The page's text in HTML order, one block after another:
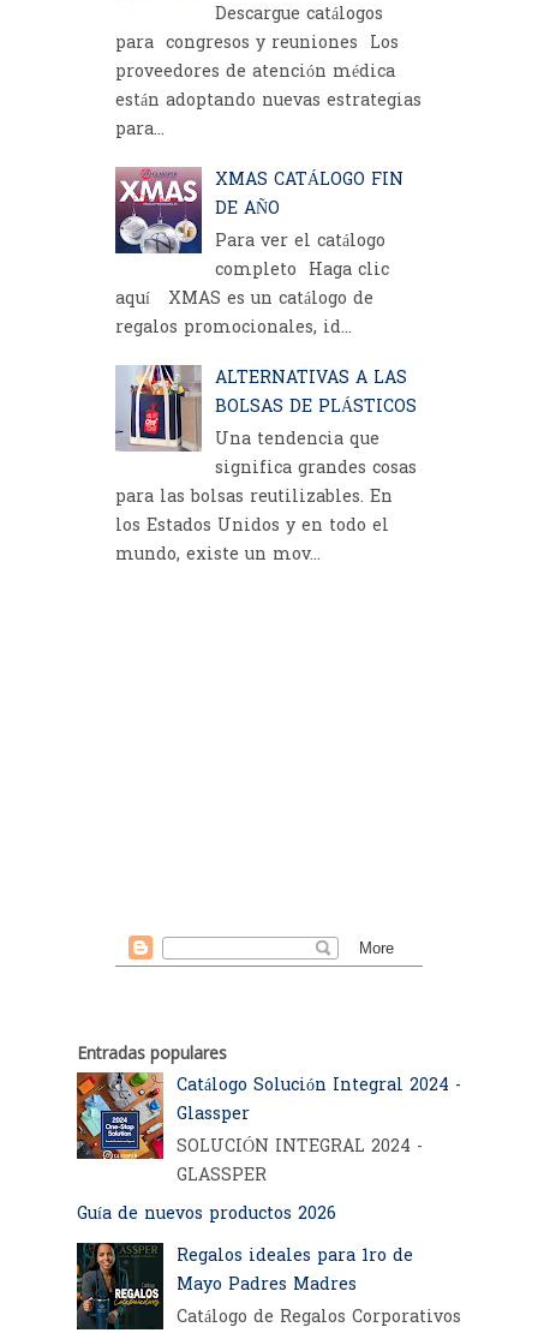
Descargue catálogos
para congresos y reuniones Los
proveedores de atención médica
están adoptando nuevas estrategias
para...
XMAS CATÁLOGO FIN
DE AÑO
Para ver el catálogo
completo Haga clic
aquí XMAS es un catálogo de
regalos promocionales, id...
ALTERNATIVAS A LAS
BOLSAS DE PLÁSTICOS
Una tendencia que
significa grandes cosas
para las bolsas reutilizables. En
los Estados Unidos y en todo el
mundo, existe un mov...
Entradas populares
Catálogo Solución Integral 2024 -
Glassper
SOLUCIÓN INTEGRAL 2024 -
GLASSPER
Guía de nuevos productos 2026
Regalos ideales para 1ro de
Mayo Padres Madres
Catálogo de Regalos Corporativos